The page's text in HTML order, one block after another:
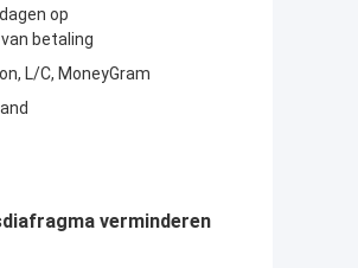
op
betaling
L/C, MoneyGram
verminderen